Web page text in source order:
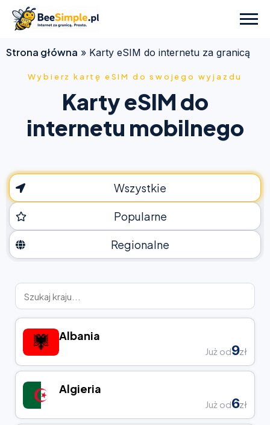
Strona główna » Karty eSIM do internetu za granicą
Wybierz kartę eSIM do swojego wyjazdu
Karty eSIM do
internetu mobilnego
Wszystkie
Popularne
Regionalne
Albania
Już od9zł
Algieria
Już od6zł